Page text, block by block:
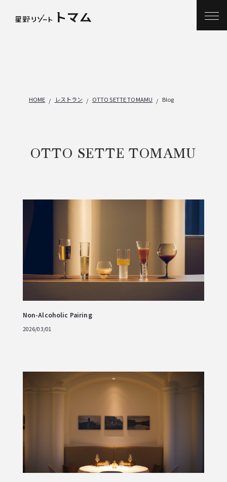
HOME レストラン OTTO SETTE TOMAMU Blog
OTTO SETTE TOMAMU
Non-Alcoholic Pairing
2026/03/01